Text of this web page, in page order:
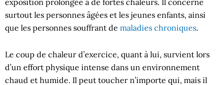
exposition prolongée à de fortes chaleurs. Il concerne
surtout les personnes âgées et les jeunes enfants, ainsi
que les personnes souffrant de maladies chroniques.
Le coup de chaleur d’exercice, quant à lui, survient lors
d’un effort physique intense dans un environnement
chaud et humide. Il peut toucher n’importe qui, mais il